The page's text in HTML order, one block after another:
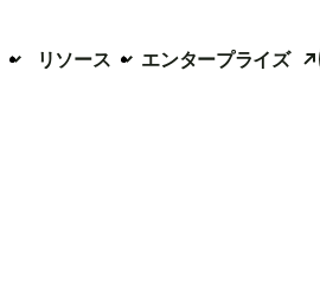
リソース エンタープライズ